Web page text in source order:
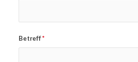
Betreff*